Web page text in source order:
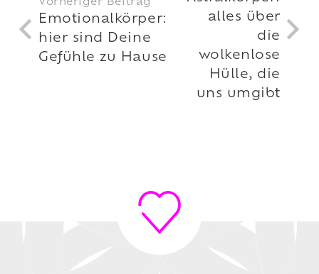
Vorheriger Beitrag
Emotionalkörper:
hier sind Deine
Gefühle zu Hause
alles über
die
wolkenlose
Hülle, die
uns umgibt